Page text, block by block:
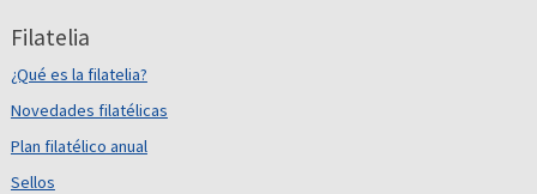
Filatelia
¿Qué es la filatelia?
Novedades filatélicas
Plan filatélico anual
Sellos